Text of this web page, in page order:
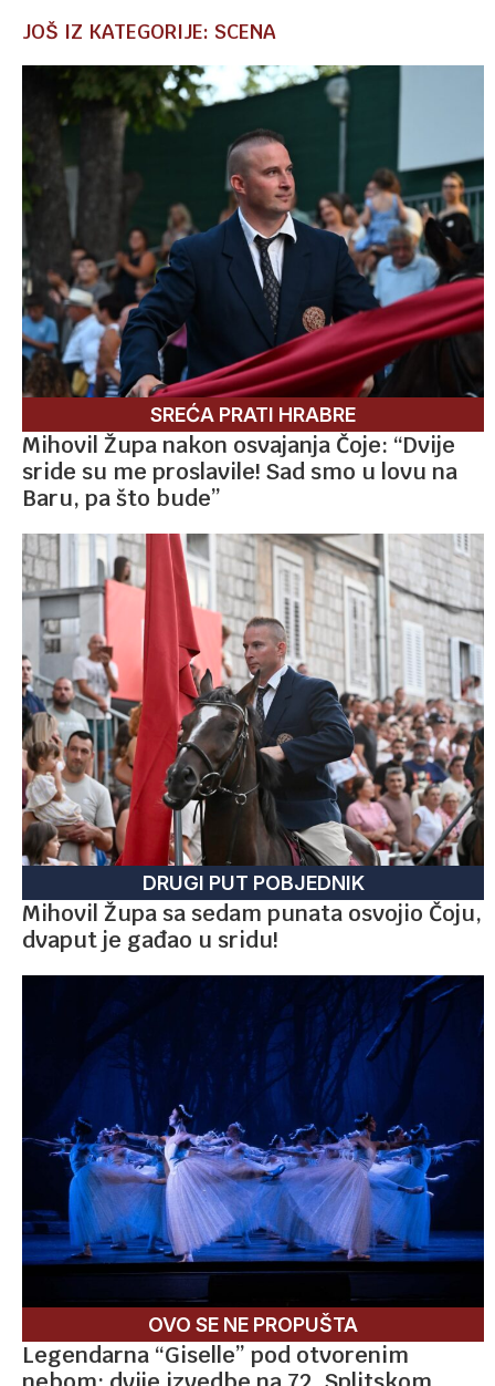
JOŠ IZ KATEGORIJE: SCENA
SREĆA PRATI HRABRE
Mihovil Župa nakon osvajanja Čoje: “Dvije
sride su me proslavile! Sad smo u lovu na
Baru, pa što bude”
DRUGI PUT POBJEDNIK
Mihovil Župa sa sedam punata osvojio Čoju,
dvaput je gađao u sridu!
OVO SE NE PROPUŠTA
Legendarna “Giselle” pod otvorenim